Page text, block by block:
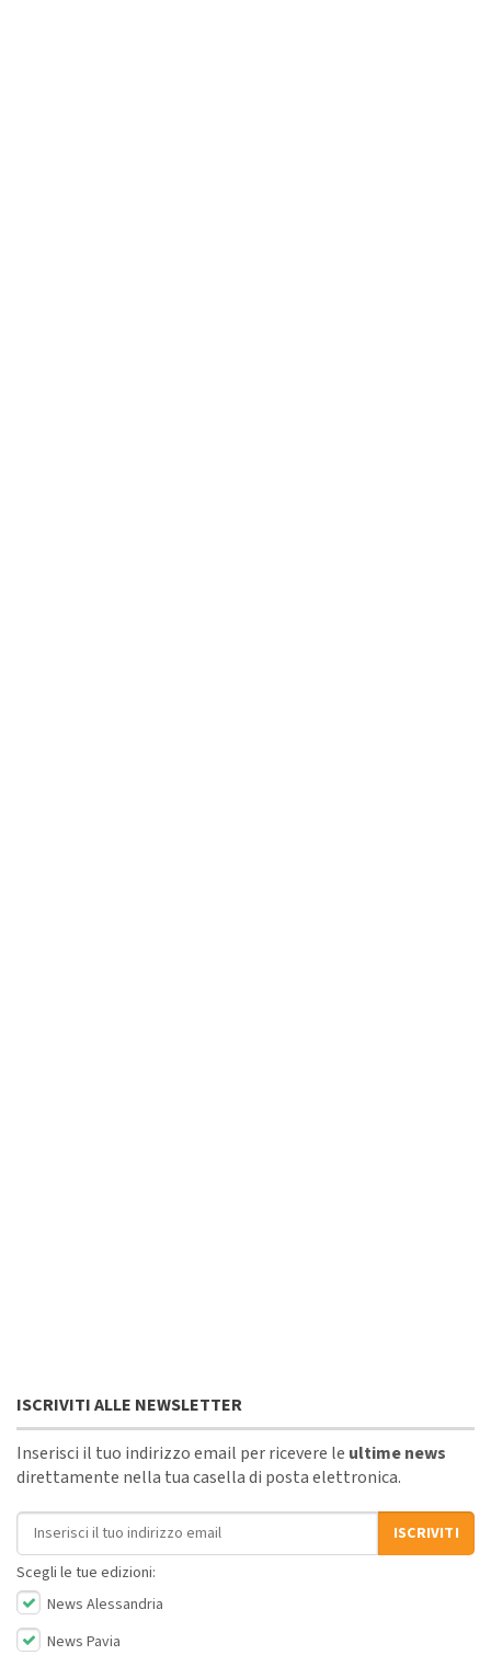
ISCRIVITI ALLE NEWSLETTER
Inserisci il tuo indirizzo email per ricevere le ultime news
direttamente nella tua casella di posta elettronica.
Indirizzo email
ISCRIVITI
Scegli le tue edizioni:
News Alessandria
News Pavia